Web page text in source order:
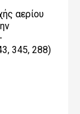
αερίου
345, 288)